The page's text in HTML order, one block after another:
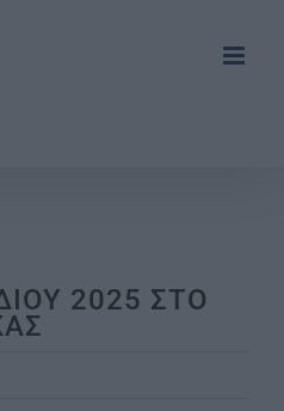
2025 ΣΤΟ